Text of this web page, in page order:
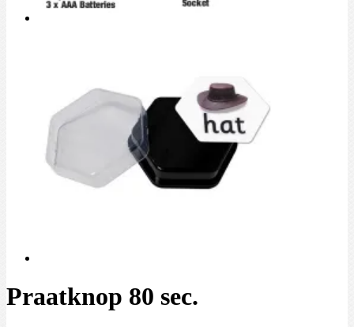
Praatknop 80 sec.